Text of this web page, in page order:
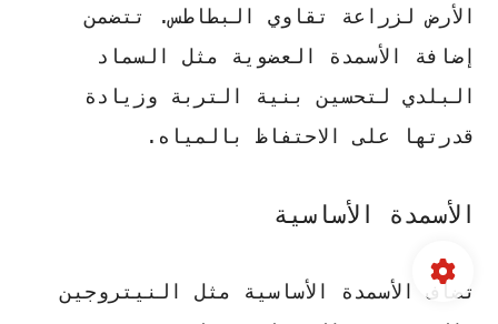
الأرضلزراعة تقاوي البطاطس. تتضمن
إضافة الأسمدة العضوية مثل السماد
البلدي لتحسين بنية التربة وزيادة
قدرتها على الاحتفاظ بالمياه.
الأسمدة الأساسية
تضاف الأسمدة الأساسية مثل
النيتروجين